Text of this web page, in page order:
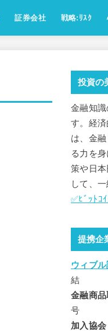
証券会社 戦略:ﾘｽｸ
投資の
金融知
す。経
は、金
る力を
策や日
して、
✅ﾋﾞｯﾄｺ
提携企
ウィブ
結
金融商
号
加入協会